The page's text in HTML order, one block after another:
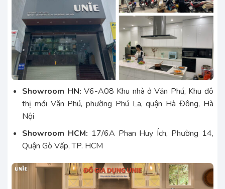
Showroom HN: V6-A08 Khu nhà ở Văn Phú, Khu đô
thị mới Văn Phú, phường Phú La, quận Hà Đông, Hà
Nội
Showroom HCM: 17/6A Phan Huy Ích, Phường 14,
Quận Gò Vấp, TP. HCM